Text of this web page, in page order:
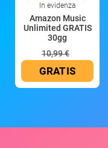
In evidenza
Amazon Music
Unlimited GRATIS
30gg
10,99 €
GRATIS